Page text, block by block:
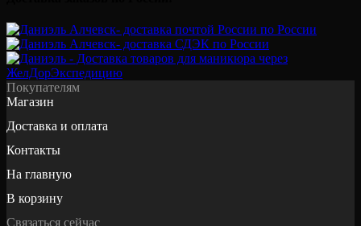
Покупателям
Магазин
Доставка и оплата
Контакты
На главную
В корзину
Связаться сейчас